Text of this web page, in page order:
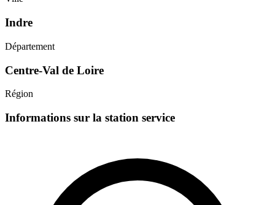
Indre
Département
Centre-Val de Loire
Région
Informations sur la station service